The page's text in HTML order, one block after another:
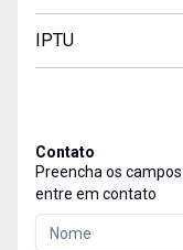
IPTU
Contato
Preencha os
entre em contato